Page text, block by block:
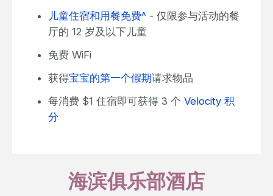
儿童住宿和用餐免费^ - 仅限参与活动的餐
厅的 12 岁及以下儿童
免费 WiFi
获得宝宝的第一个假期请求物品
每消费 $1​​ 住宿即可获得 3 个 Velocity 积
分
海滨俱乐部酒店